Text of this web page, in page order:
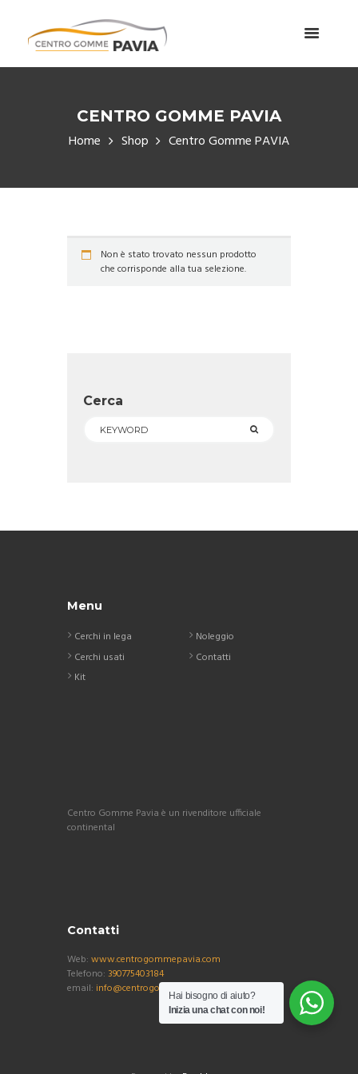
CENTRO GOMME PAVIA
Home Shop Centro Gomme PAVIA
Non è stato trovato nessun prodotto
che corrisponde alla tua selezione.
Cerca
Menu
Cerchi in lega
Cerchi usati
Kit
Noleggio
Contatti
Centro Gomme Pavia è un rivenditore ufficiale
continental
Contatti
Web: www.centrogommepavia.com
Telefono: 390775403184
email: info@centrogommepavia.com
Hai bisogno di aiuto?
Inizia una chat con noi!